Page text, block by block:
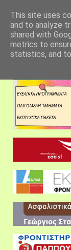
This site uses
and to analyze
shared with
metrics to
statistics, and